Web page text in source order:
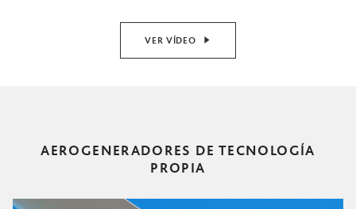
VER VÍDEO
AEROGENERADORES DE TECNOLOGÍA
PROPIA